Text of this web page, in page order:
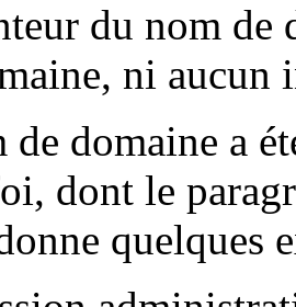
du nom de
ni aucun
domaine a
dont le
quelques